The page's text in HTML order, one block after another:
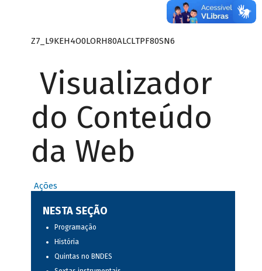
Z7_L9KEH4O0LORH80ALCLTPF80SN6
Visualizador
do Conteúdo
da Web
Ações
NESTA SEÇÃO
Programação
História
Quintas no BNDES